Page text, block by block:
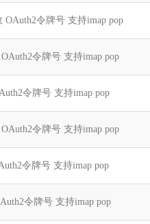
OAuth2令牌号 支持imap pop
OAuth2令牌号 支持imap pop
令牌号 支持imap pop
OAuth2令牌号 支持imap pop
令牌号 支持imap pop
令牌号 支持imap pop